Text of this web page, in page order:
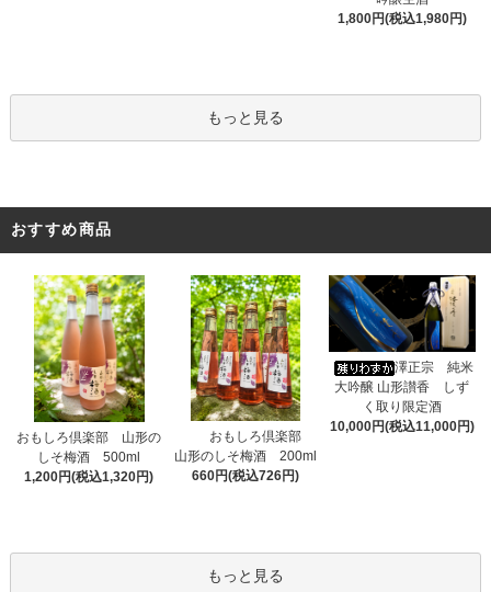
1,800円(税込1,980円)
もっと見る
おすすめ商品
おもしろ倶楽部 山形の
しそ梅酒 500ml
1,200円(税込1,320円)
おもしろ倶楽部
山形のしそ梅酒 200ml
660円(税込726円)
澤正宗 純米
大吟醸 山形讃香 しず
く取り限定酒
10,000円(税込11,000円)
もっと見る